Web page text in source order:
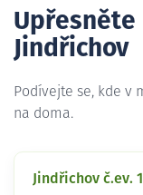
Jindřichov
Podívejte se, kde v
na doma.
Jindřichov č.ev.